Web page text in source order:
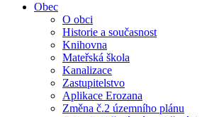
Obec
O obci
Historie a současnost
Knihovna
Mateřská škola
Kanalizace
Zastupitelstvo
Aplikace Erozana
Změna č.2 územního plánu